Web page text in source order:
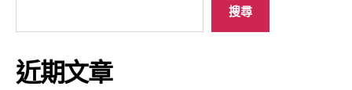
搜尋
近期文章